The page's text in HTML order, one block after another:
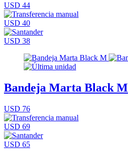
USD 44
USD 40
USD 38
Bandeja Marta Black M
USD 76
USD 69
USD 65